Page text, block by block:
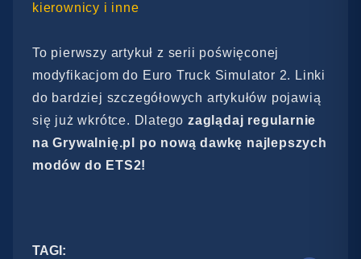
kierownicy i inne
To pierwszy artykuł z serii poświęconej
modyfikacjom do Euro Truck Simulator 2. Linki
do bardziej szczegółowych artykułów pojawią
się już wkrótce. Dlategozaglądaj regularnie
na Grywalnię.pl po nową dawkę najlepszych
modów do ETS2!
TAGI: